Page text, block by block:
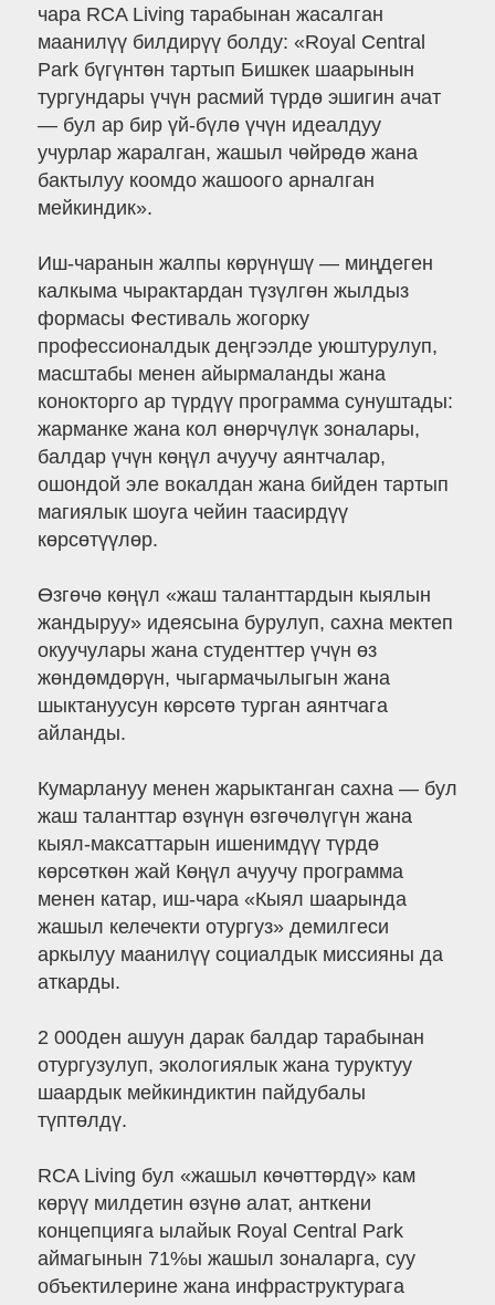
чара RCA Living тарабынан жасалган
маанилүү билдирүү болду: «Royal Central
Park бүгүнтөн тартып Бишкек шаарынын
тургундары үчүн расмий түрдө эшигин ачат
— бул ар бир үй-бүлө үчүн идеалдуу
учурлар жаралган, жашыл чөйрөдө жана
бактылуу коомдо жашоого арналган
мейкиндик».
Иш-чаранын жалпы көрүнүшү — миңдеген
калкыма чырактардан түзүлгөн жылдыз
формасы Фестиваль жогорку
профессионалдык деңгээлде уюштурулуп,
масштабы менен айырмаланды жана
конокторго ар түрдүү программа сунуштады:
жарманке жана кол өнөрчүлүк зоналары,
балдар үчүн көңүл ачуучу аянтчалар,
ошондой эле вокалдан жана бийден тартып
магиялык шоуга чейин таасирдүү
көрсөтүүлөр.
Өзгөчө көңүл «жаш таланттардын кыялын
жандыруу» идеясына бурулуп, сахна мектеп
окуучулары жана студенттер үчүн өз
жөндөмдөрүн, чыгармачылыгын жана
шыктануусун көрсөтө турган аянтчага
айланды.
Кумарлануу менен жарыктанган сахна — бул
жаш таланттар өзүнүн өзгөчөлүгүн жана
кыял-максаттарын ишенимдүү түрдө
көрсөткөн жай Көңүл ачуучу программа
менен катар, иш-чара «Кыял шаарында
жашыл келечекти отургуз» демилгеси
аркылуу маанилүү социалдык миссияны да
аткарды.
2 000ден ашуун дарак балдар тарабынан
отургузулуп, экологиялык жана туруктуу
шаардык мейкиндиктин пайдубалы
түптөлдү.
RCA Living бул «жашыл көчөттөрдү» кам
көрүү милдетин өзүнө алат, анткени
концепцияга ылайык Royal Central Park
аймагынын 71%ы жашыл зоналарга, суу
объектилерине жана инфраструктурага